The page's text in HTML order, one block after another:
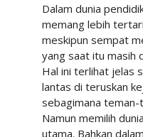
Dalam dunia
memang lebih
meskipun sempat
yang saat itu masih
Hal ini terlihat jelas
lantas di teruskan
sebagimana
Namun memilih
utama. Bahkan